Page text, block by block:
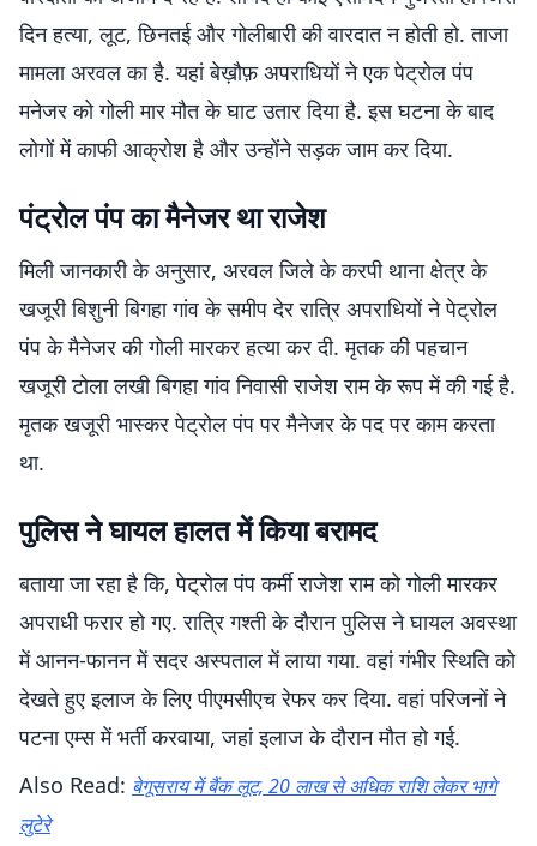
दिन हत्या, लूट, छिनतई और गोलीबारी की वारदात न होती हो. ताजा
मामला अरवल का है. यहां बेख़ौफ़ अपराधियों ने एक पेट्रोल पंप
मनेजर को गोली मार मौत के घाट उतार दिया है. इस घटना के बाद
लोगों में काफी आक्रोश है और उन्होंने सड़क जाम कर दिया.
पंट्रोल पंप का मैनेजर था राजेश
मिली जानकारी के अनुसार, अरवल जिले के करपी थाना क्षेत्र के
खजूरी बिशुनी बिगहा गांव के समीप देर रात्रि अपराधियों ने पेट्रोल
पंप के मैनेजर की गोली मारकर हत्या कर दी. मृतक की पहचान
खजूरी टोला लखी बिगहा गांव निवासी राजेश राम के रूप में की गई है.
मृतक खजूरी भास्कर पेट्रोल पंप पर मैनेजर के पद पर काम करता
था.
पुलिस ने घायल हालत में किया बरामद
बताया जा रहा है कि, पेट्रोल पंप कर्मी राजेश राम को गोली मारकर
अपराधी फरार हो गए. रात्रि गश्ती के दौरान पुलिस ने घायल अवस्था
में आनन-फानन में सदर अस्पताल में लाया गया. वहां गंभीर स्थिति को
देखते हुए इलाज के लिए पीएमसीएच रेफर कर दिया. वहां परिजनों ने
पटना एम्स में भर्ती करवाया, जहां इलाज के दौरान मौत हो गई.
Also Read: बेगूसराय में बैंक लूट, 20 लाख से अधिक राशि लेकर भागे
लुटेरे